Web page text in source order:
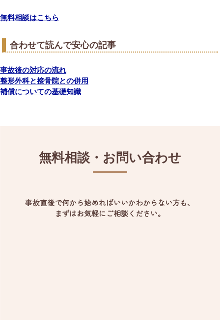
無料相談はこちら
合わせて読んで安心の記事
事故後の対応の流れ
整形外科と接骨院との併用
補償についての基礎知識
無料相談・お問い合わせ
事故直後で何から始めればいいかわからない方も、
まずはお気軽にご相談ください。